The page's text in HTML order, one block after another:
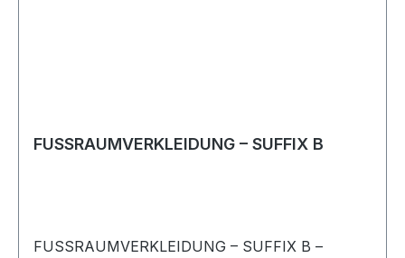
FUSSRAUMVERKLEIDUNG – SUFFIX B
FUSSRAUMVERKLEIDUNG – SUFFIX B –